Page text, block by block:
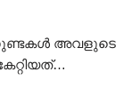
ഗുണ്ടകൾ അവളുടെ